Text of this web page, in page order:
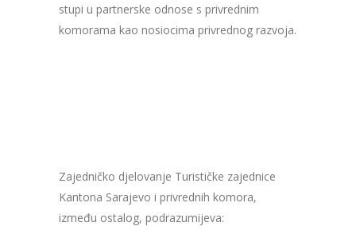
stupi u partnerske odnose s privrednim
komorama kao nosiocima privrednog razvoja.
Zajedničko djelovanje Turističke zajednice
Kantona Sarajevo i privrednih komora,
između ostalog, podrazumijeva: